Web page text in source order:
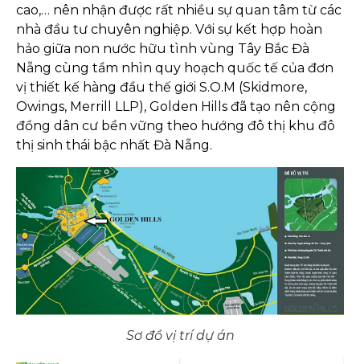
cao,… nên nhận được rất nhiều sự quan tâm từ các
nhà đầu tư chuyên nghiệp. Với sự kết hợp hoàn
hảo giữa non nước hữu tình vùng Tây Bắc Đà
Nẵng cùng tầm nhìn quy hoạch quốc tế của đơn
vị thiết kế hàng đầu thế giới S.O.M (Skidmore,
Owings, Merrill LLP), Golden Hills đã tạo nên cộng
đồng dân cư bền vững theo hướng đô thị khu đô
thị sinh thái bậc nhất Đà Nẵng.
Sơ đồ vị trí dự án